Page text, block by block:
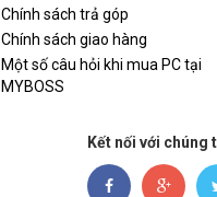
Chính sách trả góp
Chính sách giao hàng
Một số câu hỏi khi mua PC tại
MYBOSS
Kết nối với chúng